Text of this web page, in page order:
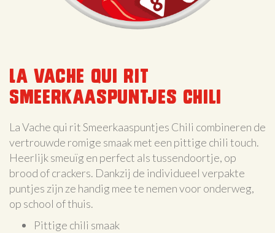
La Vache qui rit
Smeerkaaspuntjes Chili
La Vache qui rit Smeerkaaspuntjes Chili combineren de
vertrouwde romige smaak met een pittige chili touch.
Heerlijk smeuïg en perfect als tussendoortje, op
brood of crackers. Dankzij de individueel verpakte
puntjes zijn ze handig mee te nemen voor onderweg,
op school of thuis.
Pittige chili smaak